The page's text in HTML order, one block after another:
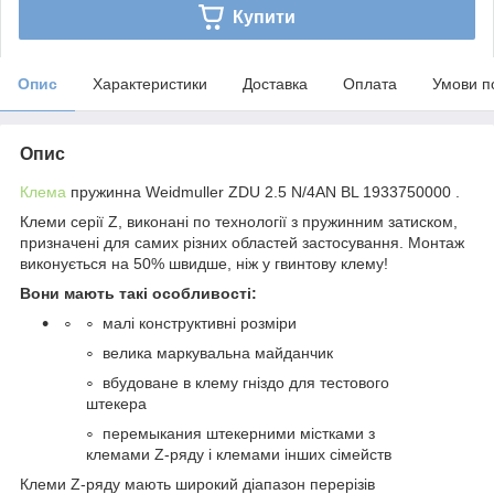
Купити
Опис Характеристики Доставка Оплата Умови
Опис
Клема пружинна Weidmuller ZDU 2.5 N/4AN BL 1933750000 .
Клеми серії Z, виконані по технології з пружинним затиском,
призначені для самих різних областей застосування. Монтаж
виконується на 50% швидше, ніж у гвинтову клему!
Вони мають такі особливості:
малі конструктивні розміри
велика маркувальна майданчик
вбудоване в клему гніздо для тестового
штекера
перемыкания штекерними містками з
клемами Z-ряду і клемами інших сімейств
Клеми Z-ряду мають широкий діапазон перерізів